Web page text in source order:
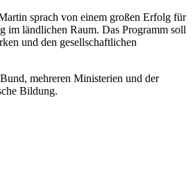
sprach von einem großen Erfolg für
im ländlichen Raum. Das Programm soll
und den gesellschaftlichen
mehreren Ministerien und der
Bildung.